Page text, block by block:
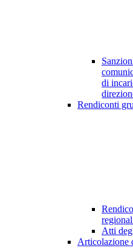
di
Rendiconti
Atti
Articolazione